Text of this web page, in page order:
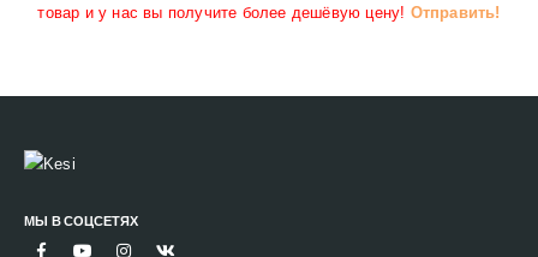
товар и у нас вы получите более дешёвую цену! Отправить!
МЫ В СОЦСЕТЯХ